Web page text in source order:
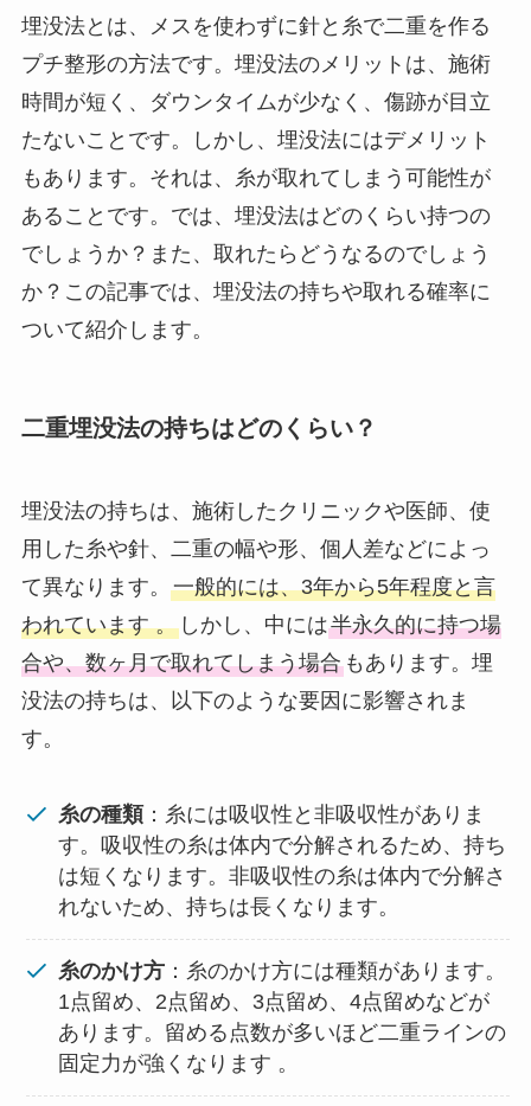
埋没法とは、メスを使わずに針と糸で二重を作る
プチ整形の方法です。埋没法のメリットは、施術
時間が短く、ダウンタイムが少なく、傷跡が目立
たないことです。しかし、埋没法にはデメリット
もあります。それは、糸が取れてしまう可能性が
あることです。では、埋没法はどのくらい持つの
でしょうか？また、取れたらどうなるのでしょう
か？この記事では、埋没法の持ちや取れる確率に
ついて紹介します。
二重埋没法の持ちはどのくらい？
埋没法の持ちは、施術したクリニックや医師、使
用した糸や針、二重の幅や形、個人差などによっ
て異なります。 一般的には、3年から5年程度と言
われています 。しかし、中には半永久的に持つ場
合や、数ヶ月で取れてしまう場合もあります。埋
没法の持ちは、以下のような要因に影響されま
す。
糸の種類 ：糸には吸収性と非吸収性がありま
す。吸収性の糸は体内で分解されるため、持ち
は短くなります。非吸収性の糸は体内で分解さ
れないため、持ちは長くなります。
糸のかけ方 ：糸のかけ方には種類があります。
1点留め、2点留め、3点留め、4点留めなどが
あります。留める点数が多いほど二重ラインの
固定力が強くなります 。